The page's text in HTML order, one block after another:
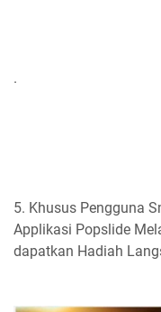
.
5. Khusus Pengguna
Applikasi Popslide
dapatkan Hadiah